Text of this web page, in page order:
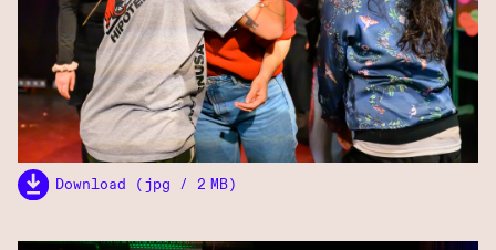
Download (jpg / 2 MB)